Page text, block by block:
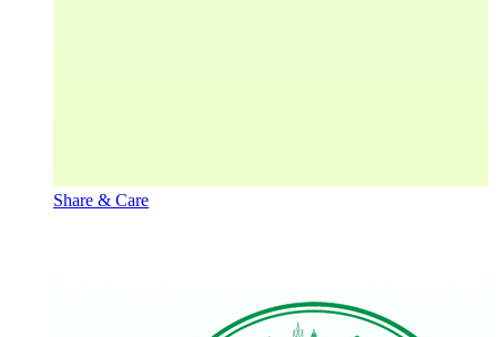
Share & Care